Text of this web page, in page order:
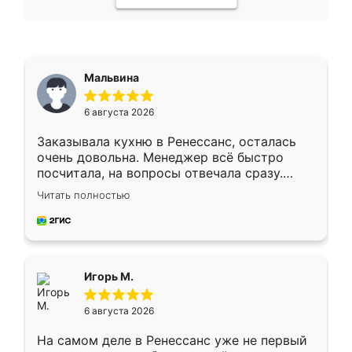
Мальвина
6 августа 2026
Заказывала кухню в Ренессанс, осталась
очень довольна. Менеджер всё быстро
посчитала, на вопросы отвечала сразу.
Замерщик приехал в субботу, подошёл к
делу со всей ответственностью. Собрали
за день, ребята работали аккуратно, даже
Читать полностью
Игорь М.
6 августа 2026
На самом деле в Ренессанс уже не первый